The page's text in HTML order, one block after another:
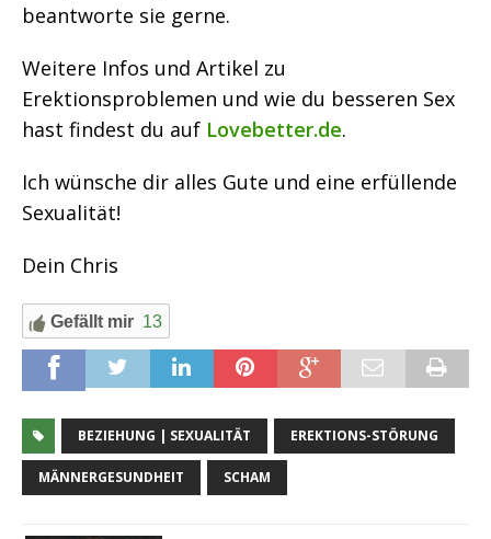
beantworte sie gerne.
Weitere Infos und Artikel zu
Erektionsproblemen und wie du besseren Sex
hast findest du auf Lovebetter.de.
Ich wünsche dir alles Gute und eine erfüllende
Sexualität!
Dein Chris
Gefällt mir 13
BEZIEHUNG | SEXUALITÄT EREKTIONS-STÖRUNG
MÄNNERGESUNDHEIT SCHAM